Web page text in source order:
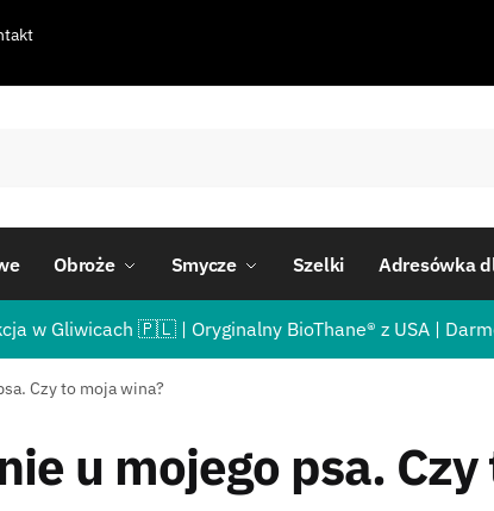
Obroże Smycze Szelki Adresówka
w Gliwicach 🇵🇱 | Oryginalny BioThane® z USA |
Czy to moja wina?
u mojego psa.